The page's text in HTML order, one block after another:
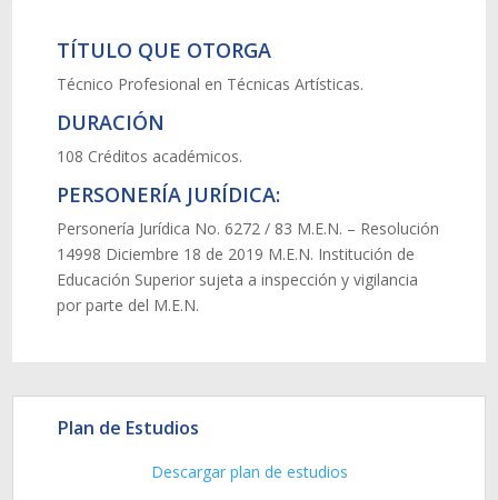
TÍTULO QUE OTORGA
Técnico Profesional en Técnicas Artísticas.
DURACIÓN
108 Créditos académicos.
PERSONERÍA JURÍDICA:
Personería Jurídica No. 6272 / 83 M.E.N. – Resolución
14998 Diciembre 18 de 2019 M.E.N. Institución de
Educación Superior sujeta a inspección y vigilancia
por parte del M.E.N.
Plan de Estudios
Descargar plan de estudios